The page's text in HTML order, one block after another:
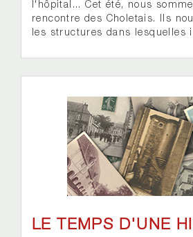
l'hôpital... Cet été, nous
rencontre des Choletais. Ils
les structures dans lesquelles
LE TEMPS D'UNE